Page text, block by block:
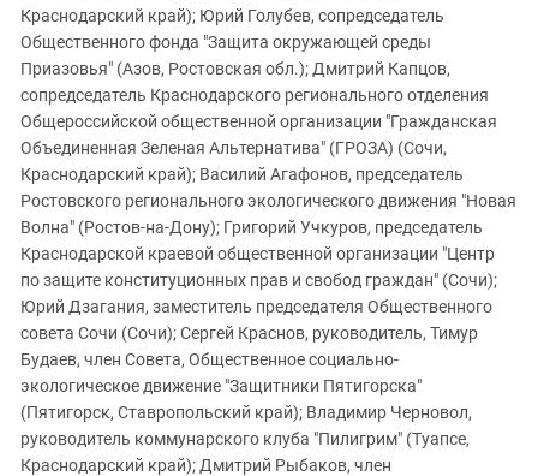
Краснодарский край); Юрий Голубев, сопредседатель
Общественного фонда "Защита окружающей среды
Приазовья" (Азов, Ростовская обл.); Дмитрий Капцов,
сопредседатель Краснодарского регионального отделения
Общероссийской общественной организации "Гражданская
Объединенная Зеленая Альтернатива" (ГРОЗА) (Сочи,
Краснодарский край); Василий Агафонов, председатель
Ростовского регионального экологического движения "Новая
Волна" (Ростов-на-Дону); Григорий Учкуров, председатель
Краснодарской краевой общественной организации "Центр
по защите конституционных прав и свобод граждан" (Сочи);
Юрий Дзагания, заместитель председателя Общественного
совета Сочи (Сочи); Сергей Краснов, руководитель, Тимур
Будаев, член Совета, Общественное социально-
экологическое движение "Защитники Пятигорска"
(Пятигорск, Ставропольский край); Владимир Черновол,
руководитель коммунарского клуба "Пилигрим" (Туапсе,
Краснодарский край); Дмитрий Рыбаков, член